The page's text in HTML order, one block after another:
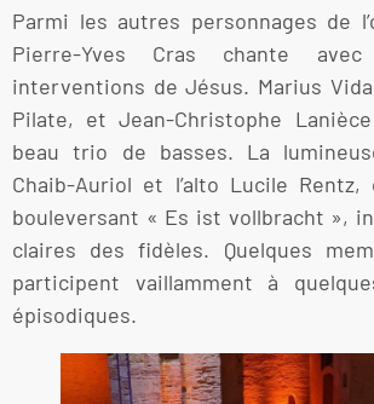
Parmi les autres personnages de
Pierre-Yves Cras chante
interventions de Jésus. Marius
Pilate, et Jean-Christophe
beau trio de basses. La
Chaib-Auriol et l’alto Lucile Rentz,
bouleversant « Es ist vollbracht »,
claires des fidèles. Quelques
participent vaillamment à
épisodiques.